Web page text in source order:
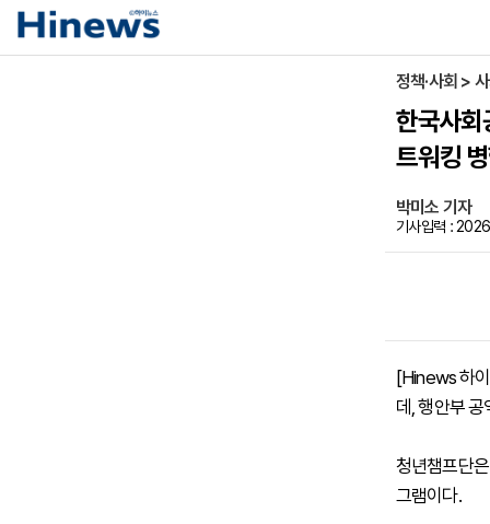
정책·사회 >
한국사회
트워킹
박미소 기자
기사입력 :
[Hinews 하
데, 행안부
청년챔프단
그램이다.